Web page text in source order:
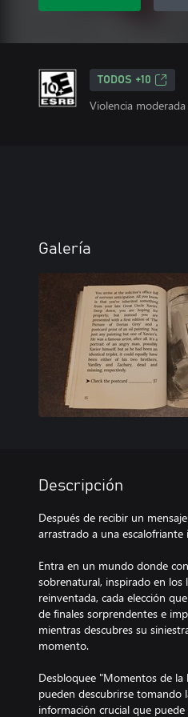
TODOS +10
Violencia
Galería
Descripción
Después de recibir un
arrastrado a una
Entra en un mundo donde
sobrenatural, inspirado en los
reinventada, cada elección
de finales sorprendentes e
mientras descubres su
momento.
Desbloquee "Momentos de la
pueden descubrirse tomando
información crucial que